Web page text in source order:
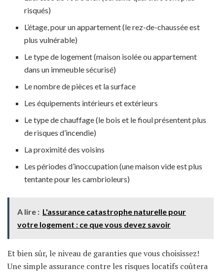
risqués)
L’étage, pour un appartement (le rez-de-chaussée est
plus vulnérable)
Le type de logement (maison isolée ou appartement
dans un immeuble sécurisé)
Le nombre de pièces et la surface
Les équipements intérieurs et extérieurs
Le type de chauffage (le bois et le fioul présentent plus
de risques d’incendie)
La proximité des voisins
Les périodes d’inoccupation (une maison vide est plus
tentante pour les cambrioleurs)
A lire : L'assurance catastrophe naturelle pour
votre logement : ce que vous devez savoir
Et bien sûr, le niveau de garanties que vous choisissez!
Une simple assurance contre les risques locatifs coûtera